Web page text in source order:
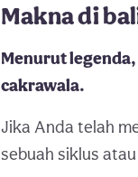
Makna di
Menurut
cakrawala.
Jika Anda telah
sebuah siklus